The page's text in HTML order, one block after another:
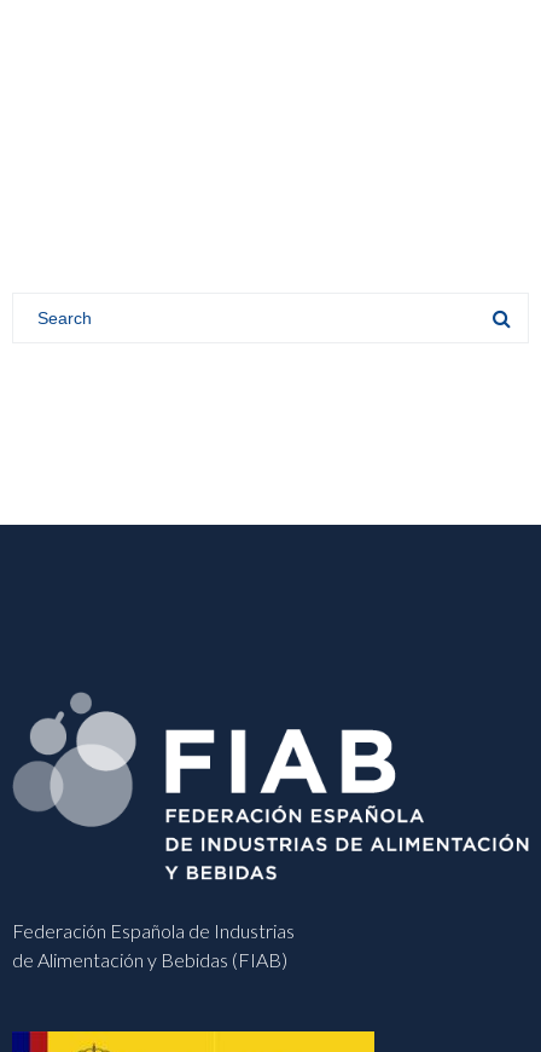
Federación Española de Industrias
de Alimentación y Bebidas (FIAB)